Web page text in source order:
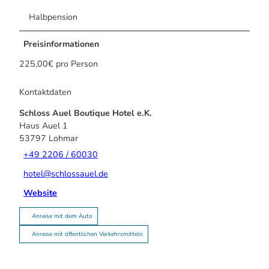
Halbpension
Preisinformationen
225,00€ pro Person
Kontaktdaten
Schloss Auel Boutique Hotel e.K.
Haus Auel 1
53797 Lohmar
+49 2206 / 60030
hotel@schlossauel.de
Website
Anreise mit dem Auto
Anreise mit öffentlichen Verkehrsmitteln